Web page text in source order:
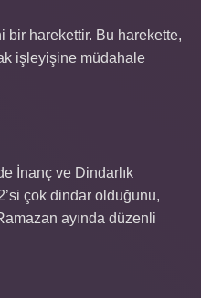
bir harekettir. Bu harekette,
işleyişine müdahale
İnanç ve Dindarlık
çok dindar olduğunu,
ayında düzenli